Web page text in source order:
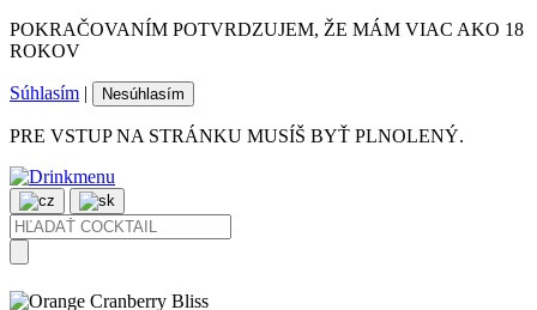
POKRAČOVANÍM POTVRDZUJEM, ŽE MÁM VIAC AKO 18
ROKOV
Súhlasím | Nesúhlasím
PRE VSTUP NA STRÁNKU MUSÍŠ BYŤ PLNOLENÝ.